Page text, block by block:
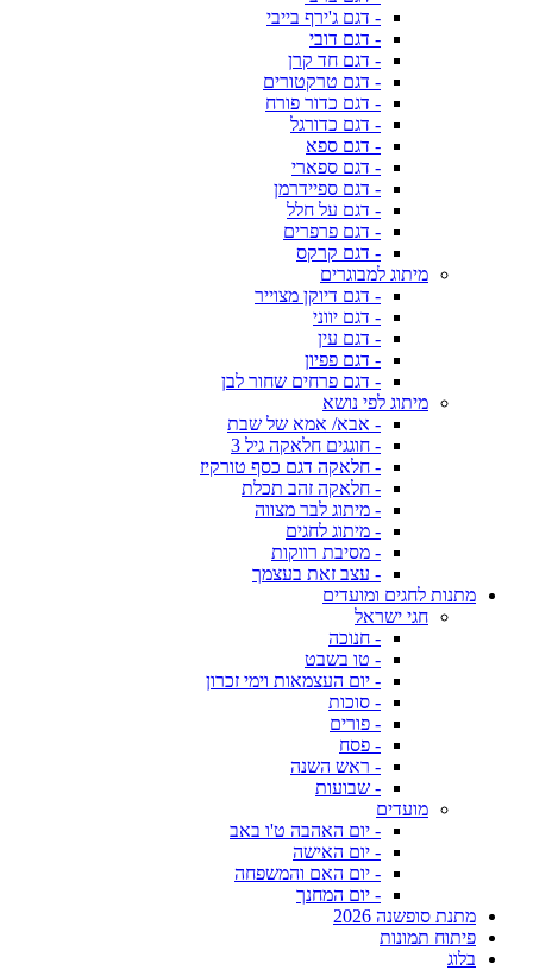
- דגם ג'ירף בייבי
- דגם דובי
- דגם חד קרן
- דגם טרקטורים
- דגם כדור פורח
- דגם כדורגל
- דגם ספא
- דגם ספארי
- דגם ספיידרמן
- דגם על חלל
- דגם פרפרים
- דגם קרקס
מיתוג למבוגרים
- דגם דיוקן מצוייר
- דגם יווני
- דגם עין
- דגם פפיון
- דגם פרחים שחור לבן
מיתוג לפי נושא
- אבא/ אמא של שבת
- חוגגים חלאקה גיל 3
- חלאקה דגם כסף טורקיז
- חלאקה זהב תכלת
- מיתוג לבר מצווה
- מיתוג לחגים
- מסיבת רווקות
- עצב זאת בעצמך
מתנות לחגים ומועדים
חגי ישראל
- חנוכה
- טו בשבט
- יום העצמאות וימי זכרון
- סוכות
- פורים
- פסח
- ראש השנה
- שבועות
מועדים
- יום האהבה ט'ו באב
- יום האישה
- יום האם והמשפחה
- יום המחנך
מתנת סופשנה 2026
פיתוח תמונות
בלוג